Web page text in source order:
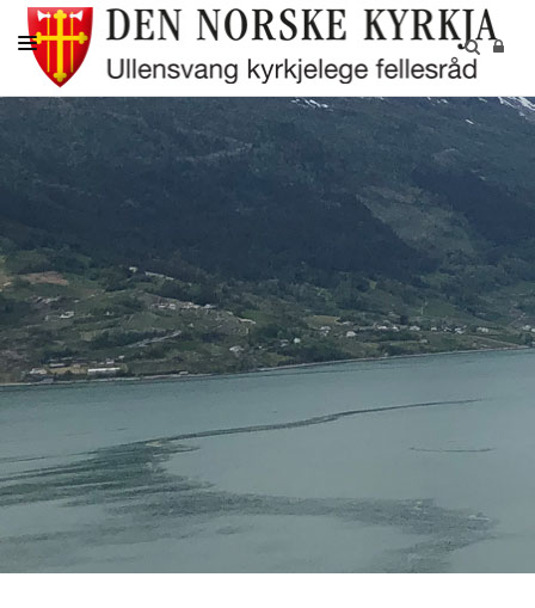
DÅP
GRAVFERD
BORN OG UNGE
OM OSS
KALENDER
KYRKJER